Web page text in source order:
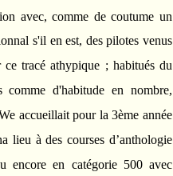
avec, comme de coutume un
s'il en est, des pilotes venus
tracé athypique ; habitués du
d'habitude en nombre,
accueillait pour la 3ème année
lieu à des courses d’anthologie
encore en catégorie 500 avec